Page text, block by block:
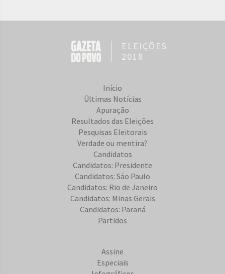
ELEIÇÕES
2018
Início
Últimas Notícias
Apuração
Resultados das Eleições
Pesquisas Eleitorais
Verdade ou mentira?
Candidatos
Candidatos: Presidente
Candidatos: São Paulo
Candidatos: Rio de Janeiro
Candidatos: Minas Gerais
Candidatos: Paraná
Partidos
Assine
Especiais